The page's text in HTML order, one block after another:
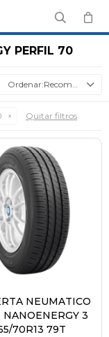
PERFIL 70
Recomendados
Quitar filtros
NEUMATICO
NANOENERGY 3
70R13 79T